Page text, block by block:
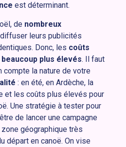
est déterminant.
de nombreux
leurs publicités
Donc, les coûts
plus élevés. Il faut
compte la nature de votre
: en été, en Ardèche, la
et les coûts plus élevés pour
Une stratégie à tester pour
de lancer une campagne
géographique très
départ en canoë. On vise